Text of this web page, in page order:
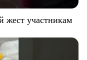
жест участникам